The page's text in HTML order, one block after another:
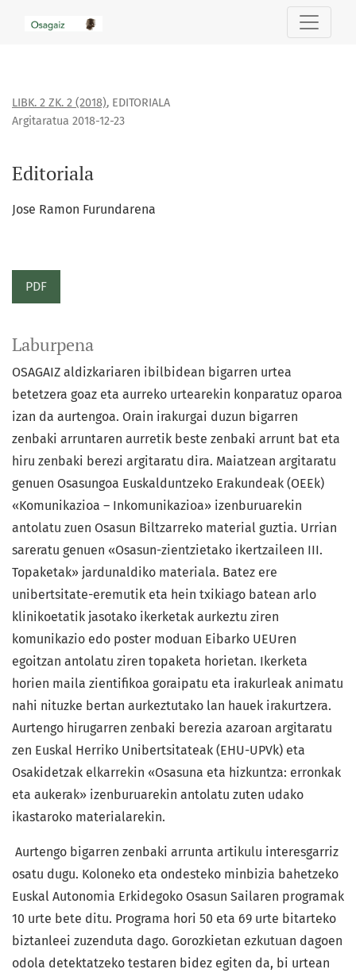
LIBK. 2 ZK. 2 (2018), EDITORIALA
Editoriala
Argitaratua 2018-12-23
Jose Ramon Furundarena
PDF
Laburpena
OSAGAIZ aldizkariaren ibilbidean bigarren urtea
betetzera goaz eta aurreko urtearekin konparatuz oparoa
izan da aurtengoa. Orain irakurgai duzun bigarren
zenbaki arruntaren aurretik beste zenbaki arrunt bat eta
hiru zenbaki berezi argitaratu dira. Maiatzean argitaratu
genuen Osasungoa Euskalduntzeko Erakundeak (OEEk)
«Komunikazioa – Inkomunikazioa» izenburuarekin
antolatu zuen Osasun Biltzarreko material guztia. Urrian
sareratu genuen «Osasun-zientzietako ikertzaileen III.
Topaketak» jardunaldiko materiala. Batez ere
unibertsitate-eremutik eta hein txikiago batean arlo
klinikoetatik jasotako ikerketak aurkeztu ziren
komunikazio edo poster moduan Eibarko UEUren
egoitzan antolatu ziren topaketa horietan. Ikerketa
horien maila zientifikoa goraipatu eta irakurleak animatu
nahi nituzke bertan aurkeztutako lan hauek irakurtzera.
Aurtengo hirugarren zenbaki berezia azaroan argitaratu
zen Euskal Herriko Unibertsitateak (EHU-UPVk) eta
Osakidetzak elkarrekin «Osasuna eta hizkuntza: erronkak
eta aukerak» izenburuarekin antolatu zuten udako
ikastaroko materialarekin.
Aurtengo bigarren zenbaki arrunta artikulu interesgarriz
osatu dugu. Koloneko eta ondesteko minbizia bahetzeko
Euskal Autonomia Erkidegoko Osasun Sailaren programak
10 urte bete ditu. Programa hori 50 eta 69 urte bitarteko
biztanleei zuzenduta dago. Gorozkietan ezkutuan dagoen
odola detektatzeko testaren bidez egiten da, bi urtean